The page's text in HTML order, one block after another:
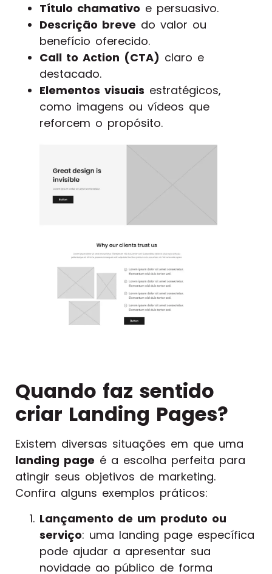
Título chamativo e persuasivo.
Descrição breve do valor ou
benefício oferecido.
Call to Action (CTA) claro e
destacado.
Elementos visuais estratégicos,
como imagens ou vídeos que
reforcem o propósito.
Quando faz sentido
criar Landing Pages?
Existem diversas situações em que uma
landing page é a escolha perfeita para
atingir seus objetivos de marketing.
Confira alguns exemplos práticos:
Lançamento de um produto ou
serviço: uma landing page específica
pode ajudar a apresentar sua
novidade ao público de forma